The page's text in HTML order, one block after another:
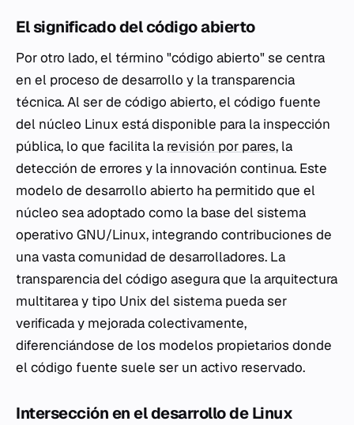
El significado del código abierto
Por otro lado, el término "código abierto" se centra
en el proceso de desarrollo y la transparencia
técnica. Al ser de código abierto, el código fuente
del núcleo Linux está disponible para la inspección
pública, lo que facilita la revisión por pares, la
detección de errores y la innovación continua. Este
modelo de desarrollo abierto ha permitido que el
núcleo sea adoptado como la base del sistema
operativo GNU/Linux, integrando contribuciones de
una vasta comunidad de desarrolladores. La
transparencia del código asegura que la arquitectura
multitarea y tipo Unix del sistema pueda ser
verificada y mejorada colectivamente,
diferenciándose de los modelos propietarios donde
el código fuente suele ser un activo reservado.
Intersección en el desarrollo de Linux